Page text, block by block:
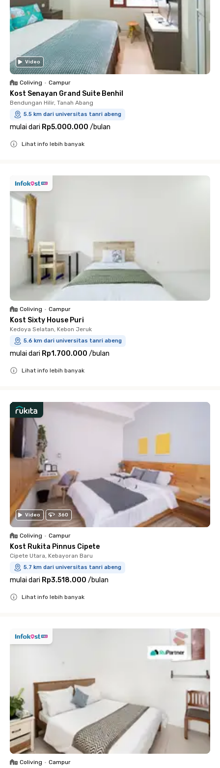
Video
Coliving • Campur
Kost Senayan Grand Suite Benhil
Bendungan Hilir, Tanah Abang
5.5 km dari universitas tanri abeng
mulai dari Rp5.000.000 /bulan
Lihat info lebih banyak
Coliving • Campur
Kost Sixty House Puri
Kedoya Selatan, Kebon Jeruk
5.6 km dari universitas tanri abeng
mulai dari Rp1.700.000 /bulan
Lihat info lebih banyak
Video 360
Coliving • Campur
Kost Rukita Pinnus Cipete
Cipete Utara, Kebayoran Baru
5.7 km dari universitas tanri abeng
mulai dari Rp3.518.000 /bulan
Lihat info lebih banyak
Coliving • Campur